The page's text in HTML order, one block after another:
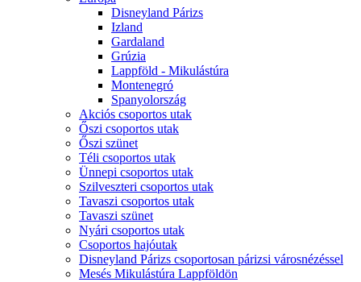
Disneyland Párizs
Izland
Gardaland
Grúzia
Lappföld - Mikulástúra
Montenegró
Spanyolország
Akciós csoportos utak
Őszi csoportos utak
Őszi szünet
Téli csoportos utak
Ünnepi csoportos utak
Szilveszteri csoportos utak
Tavaszi csoportos utak
Tavaszi szünet
Nyári csoportos utak
Csoportos hajóutak
Disneyland Párizs csoportosan párizsi városnézéssel
Mesés Mikulástúra Lappföldön